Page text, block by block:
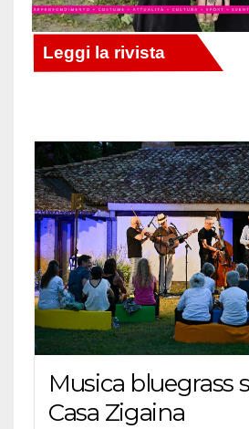
Musica bluegrass
Casa Zigaina